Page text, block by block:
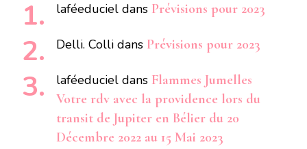
laféeduciel dans Prévisions pour 2023
Delli. Colli dans Prévisions pour 2023
laféeduciel dans Flammes Jumelles
Votre rdv avec la providence lors du
transit de Jupiter en Bélier du 20
Décembre 2022 au 15 Mai 2023